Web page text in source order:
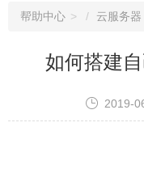
帮助中心 云服务器
如何搭建
 2019-